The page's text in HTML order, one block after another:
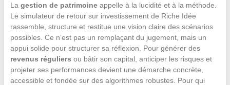
La gestion de patrimoineappelle à la lucidité et à la méthode.
Le simulateur de retour sur investissement de Riche Idée
rassemble, structure et restitue une vision claire des scénarios
possibles. Ce n’est pas un remplaçant du jugement, mais un
appui solide pour structurer sa réflexion. Pour générer des
revenus réguliers ou bâtir son capital, anticiper les risques et
projeter ses performances devient une démarche concrète,
accessible et fondée sur des algorithmes robustes. Pour qui